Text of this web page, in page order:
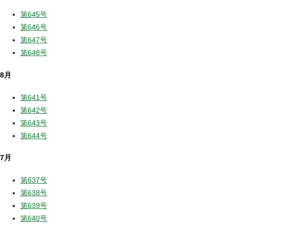
第645号
第646号
第647号
第648号
8月
第641号
第642号
第643号
第644号
7月
第637号
第638号
第639号
第640号